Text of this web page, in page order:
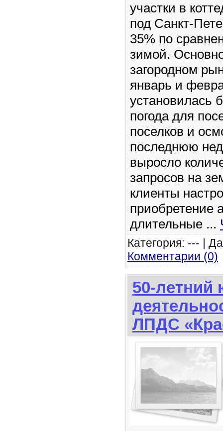
участки в
под Санкт-
35% по
зимой.
загородном
январь и
установилась
погода для
поселков и
последнюю
выросло
запросов на
клиенты
приобретение
длительные ...
Категория: --- |
Комментарии (0)
50-летний
ЛПДС